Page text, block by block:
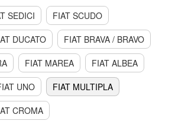
SEDICI
FIAT SCUDO
DUCATO
FIAT BRAVA / BRAVO
FIAT MAREA
FIAT ALBEA
UNO
FIAT MULTIPLA
CROMA